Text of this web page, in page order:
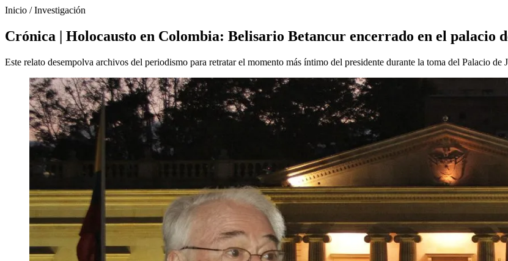
Inicio /Investigación
Crónica | Holocausto en Colombia: Belisario Betancur encerrado en el palacio
Este relato desempolva archivos del periodismo para retratar el momento más íntimo del presidente durante la toma del Palacio de